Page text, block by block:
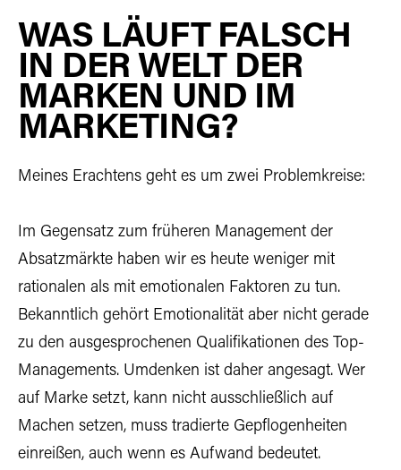
WAS LÄUFT FALSCH
IN DER WELT DER
MARKEN UND IM
MARKETING?
Meines Erachtens geht es um zwei Problemkreise:
Im Gegensatz zum früheren Management der
Absatzmärkte haben wir es heute weniger mit
rationalen als mit emotionalen Faktoren zu tun.
Bekanntlich gehört Emotionalität aber nicht gerade
zu den ausgesprochenen Qualifikationen des Top-
Managements. Umdenken ist daher angesagt. Wer
auf Marke setzt, kann nicht ausschließlich auf
Machen setzen, muss tradierte Gepflogenheiten
einreißen, auch wenn es Aufwand bedeutet.